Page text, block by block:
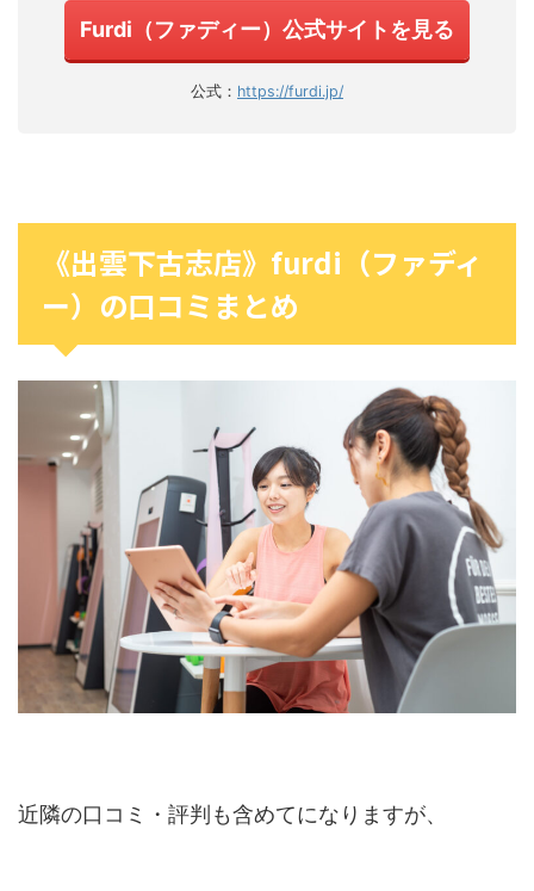
Furdi（ファディー）公式サイトを見る
公式： https://furdi.jp/
《出雲下古志店》furdi（ファディ
ー）の口コミまとめ
近隣の口コミ・評判も含めてになりますが、